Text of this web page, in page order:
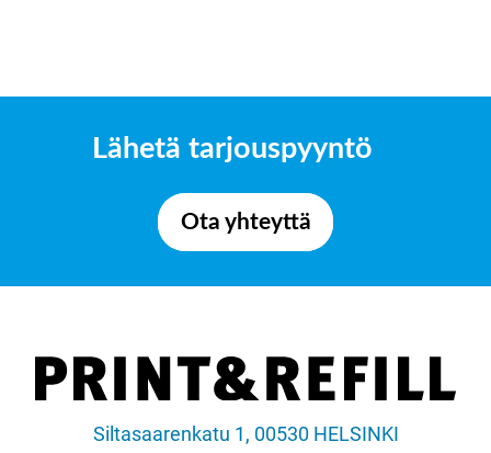
Lähetä tarjouspyyntö
Ota yhteyttä
Siltasaarenkatu 1, 00530 HELSINKI